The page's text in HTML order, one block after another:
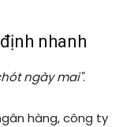
nhanh
ngày mai".
hàng, công ty